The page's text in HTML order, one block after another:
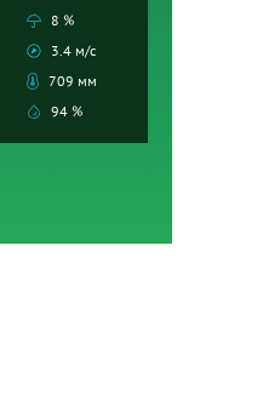
8 %
3.4 м/с
709 мм
94 %